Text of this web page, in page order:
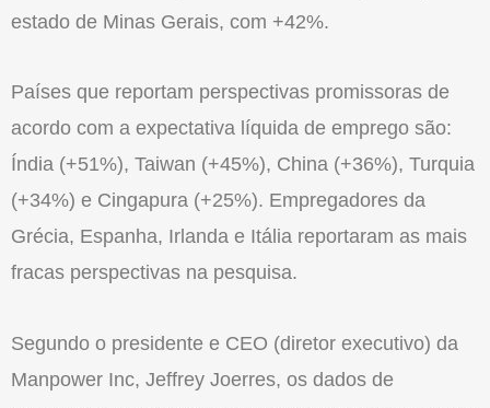
estado de Minas Gerais, com +42%.
Países que reportam perspectivas promissoras de
acordo com a expectativa líquida de emprego são:
Índia (+51%), Taiwan (+45%), China (+36%), Turquia
(+34%) e Cingapura (+25%). Empregadores da
Grécia, Espanha, Irlanda e Itália reportaram as mais
fracas perspectivas na pesquisa.
Segundo o presidente e CEO (diretor executivo) da
Manpower Inc, Jeffrey Joerres, os dados de